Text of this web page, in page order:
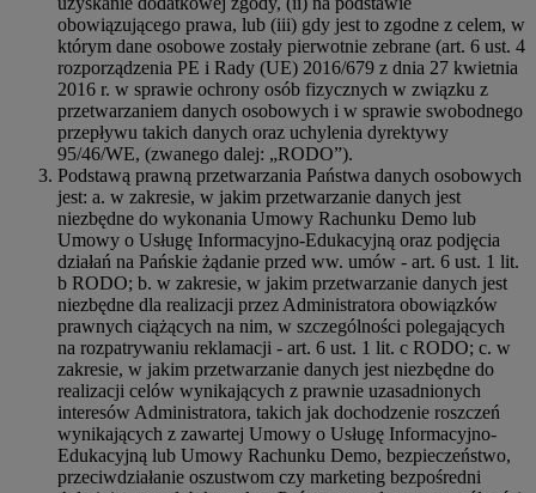
obowiązującego prawa, lub (iii) gdy jest to zgodne z celem, w
którym dane osobowe zostały pierwotnie zebrane (art. 6 ust. 4
rozporządzenia PE i Rady (UE) 2016/679 z dnia 27 kwietnia
2016 r. w sprawie ochrony osób fizycznych w związku z
przetwarzaniem danych osobowych i w sprawie swobodnego
przepływu takich danych oraz uchylenia dyrektywy
95/46/WE, (zwanego dalej: „RODO”).
Podstawą prawną przetwarzania Państwa danych osobowych
jest: a. w zakresie, w jakim przetwarzanie danych jest
niezbędne do wykonania Umowy Rachunku Demo lub
Umowy o Usługę Informacyjno-Edukacyjną oraz podjęcia
działań na Pańskie żądanie przed ww. umów - art. 6 ust. 1 lit.
b RODO; b. w zakresie, w jakim przetwarzanie danych jest
niezbędne dla realizacji przez Administratora obowiązków
prawnych ciążących na nim, w szczególności polegających
na rozpatrywaniu reklamacji - art. 6 ust. 1 lit. c RODO; c. w
zakresie, w jakim przetwarzanie danych jest niezbędne do
realizacji celów wynikających z prawnie uzasadnionych
interesów Administratora, takich jak dochodzenie roszczeń
wynikających z zawartej Umowy o Usługę Informacyjno-
Edukacyjną lub Umowy Rachunku Demo, bezpieczeństwo,
przeciwdziałanie oszustwom czy marketing bezpośredni